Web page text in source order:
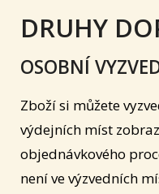
DRUHY
OSOBNÍ
Zboží si můžete
výdejních míst
objednávkového
není ve výzvedních